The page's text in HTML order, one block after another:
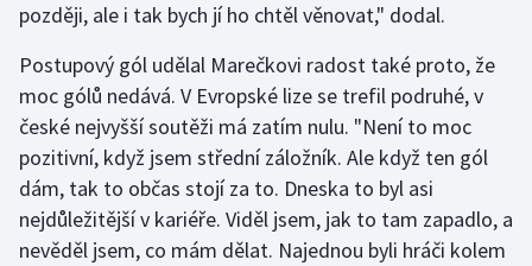
Gymnastika
Házená
Jezdectví
Judo
Krasobruslení
později, ale i tak bych jí ho chtěl věnovat," dodal.
Postupový gól udělal Marečkovi radost také proto, že
moc gólů nedává. V Evropské lize se trefil podruhé, v
české nejvyšší soutěži má zatím nulu. "Není to moc
pozitivní, když jsem střední záložník. Ale když ten gól
dám, tak to občas stojí za to. Dneska to byl asi
nejdůležitější v kariéře. Viděl jsem, jak to tam zapadlo, a
nevěděl jsem, co mám dělat. Najednou byli hráči kolem